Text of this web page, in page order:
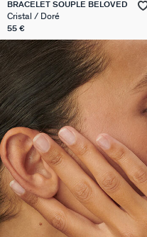
BRACELET SOUPLE BELOVED
Cristal / Doré
55 €